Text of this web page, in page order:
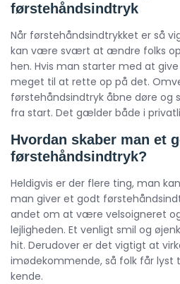
førstehåndsindtryk
Når førstehåndsindtrykket er så
kan være svært at ændre folks
hen. Hvis man starter med at
meget til at rette op på det.
førstehåndsindtryk åbne døre og
fra start. Det gælder både i
Hvordan skaber man et
førstehåndsindtryk?
Heldigvis er der flere ting, man
man giver et godt
andet om at være velsoigneret
lejligheden. Et venligt smil og
hit. Derudover er det vigtigt at
imødekommende, så folk får
kende.